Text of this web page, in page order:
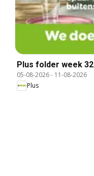
Plus folder week 32
05-08-2026- 11-08-2026
Plus